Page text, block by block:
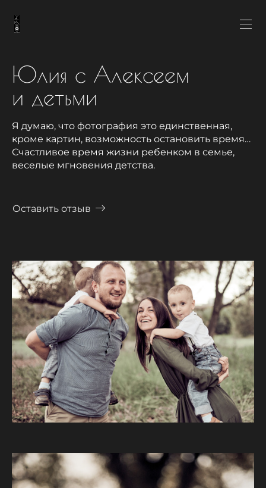
Юлия с Алексеем
и детьми
Я думаю, что фотография это единственная,
кроме картин, возможность остановить время…
Счастливое время жизни ребенком в семье,
веселые мгновения детства.
Оставить отзыв